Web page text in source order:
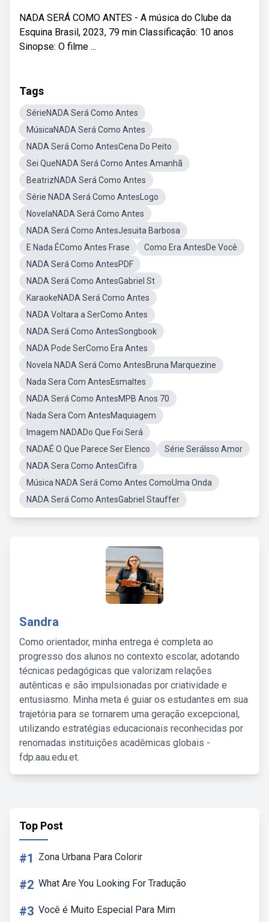
NADA SERÁ COMO ANTES - A música do Clube da
Esquina Brasil, 2023, 79 min Classificação: 10 anos
Sinopse: O filme ...
Tags
SérieNADA Será Como Antes
MúsicaNADA Será Como Antes
NADA Será Como AntesCena Do Peito
Sei QueNADA Será Como Antes Amanhã
BeatrizNADA Será Como Antes
Série NADA Será Como AntesLogo
NovelaNADA Será Como Antes
NADA Será Como AntesJesuita Barbosa
E Nada ÉComo Antes Frase
Como Era AntesDe Você
NADA Será Como AntesPDF
NADA Será Como AntesGabriel St
KaraokeNADA Será Como Antes
NADA Voltara a SerComo Antes
NADA Será Como AntesSongbook
NADA Pode SerComo Era Antes
Novela NADA Será Como AntesBruna Marquezine
Nada Sera Com AntesEsmaltes
NADA Será Como AntesMPB Anos 70
Nada Sera Com AntesMaquiagem
Imagem NADADo Que Foi Será
NADAÉ O Que Parece Ser Elenco
Série SeráIsso Amor
NADA Sera Como AntesCifra
Música NADA Será Como Antes ComoUma Onda
NADA Será Como AntesGabriel Stauffer
Sandra
Como orientador, minha entrega é completa ao
progresso dos alunos no contexto escolar, adotando
técnicas pedagógicas que valorizam relações
autênticas e são impulsionadas por criatividade e
entusiasmo. Minha meta é guiar os estudantes em sua
trajetória para se tornarem uma geração excepcional,
utilizando estratégias educacionais reconhecidas por
renomadas instituições acadêmicas globais -
fdp.aau.edu.et.
Top Post
#1 Zona Urbana Para Colorir
#2 What Are You Looking For Tradução
#3 Você é Muito Especial Para Mim